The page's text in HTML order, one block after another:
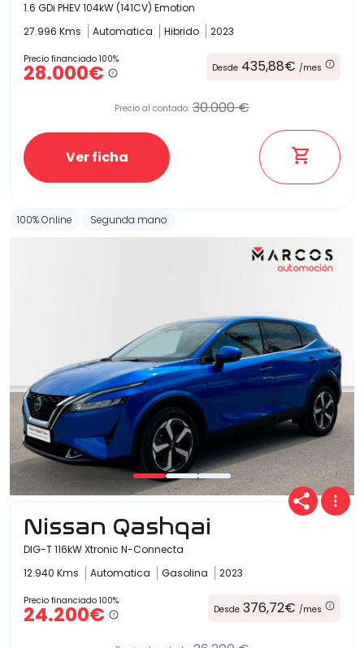
1.6 GDi PHEV 104kW (141CV) Emotion
27.996 Kms
Automatica Hibrido 2023
Precio financiado 100%
28.000€ Desde 435,88€ /mes
Precio al contado: 30.000 €
Ver ficha
100% Online Segunda mano
Nissan Qashqai
DIG-T 116kW Xtronic N-Connecta
12.940 Kms
Automatica Gasolina 2023
Precio financiado 100%
24.200€ Desde 376,72€ /mes